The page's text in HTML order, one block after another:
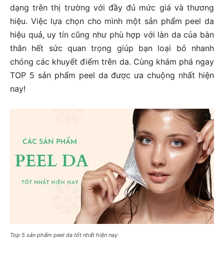
dạng trên thị trường với đầy đủ mức giá và thương
hiệu. Việc lựa chọn cho mình một sản phẩm peel da
hiệu quả, uy tín cũng như phù hợp với làn da của bàn
thân hết sức quan trọng giúp bạn loại bỏ nhanh
chóng các khuyết điểm trên da. Cùng khám phá ngay
TOP 5 sản phẩm peel da được ưa chuộng nhất hiện
nay!
Top 5 sản phẩm peel da tốt nhất hiện nay